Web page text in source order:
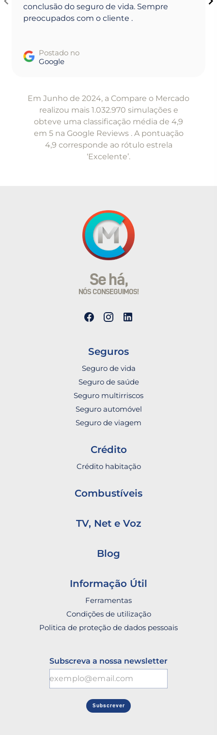
conclusão do seguro de vida. Sempre
preocupados com o cliente .
Postado no
Google
Em Junho de 2024, a Compare o Mercado
realizou mais 1.032.970 simulações e
obteve uma classificação média de 4,9
em 5 na Google Reviews . A pontuação
4,9 corresponde ao rótulo estrela
‘Excelente’.
Se há,
NÓS CONSEGUIMOS!
Seguros
Seguro de vida
Seguro de saúde
Seguro multirriscos
Seguro automóvel
Seguro de viagem
Crédito
Crédito habitação
Combustíveis
TV, Net e Voz
Blog
Informação Útil
Ferramentas
Condições de utilização
Politica de proteção de dados pessoais
Subscreva a nossa newsletter
Subscrever